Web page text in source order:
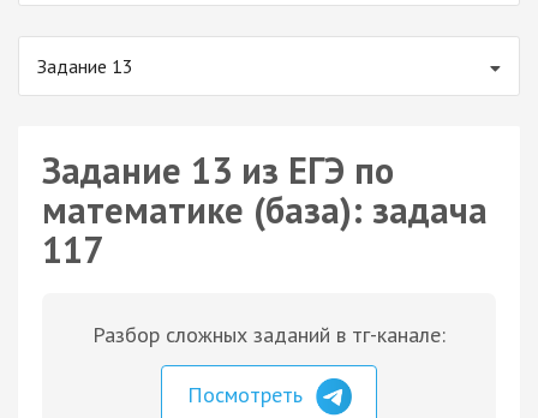
Задание 13
Задание 13 из ЕГЭ по
математике (база): задача
117
Разбор сложных заданий в тг-канале:
Посмотреть